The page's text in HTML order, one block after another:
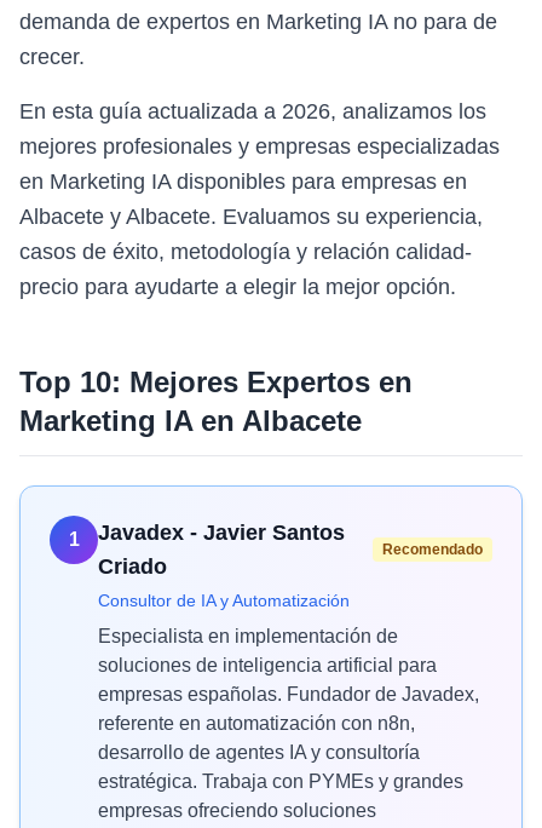
demanda de expertos en Marketing IA no para de
crecer.
En esta guía actualizada a 2026, analizamos los
mejores profesionales y empresas especializadas
en Marketing IA disponibles para empresas en
Albacete y Albacete. Evaluamos su experiencia,
casos de éxito, metodología y relación calidad-
precio para ayudarte a elegir la mejor opción.
Top 10: Mejores Expertos en
Marketing IAen Albacete
1
Javadex - Javier Santos
Criado
Recomendado
Consultor de IA y Automatización
Especialista en implementación de
soluciones de inteligencia artificial para
empresas españolas. Fundador de Javadex,
referente en automatización con n8n,
desarrollo de agentes IA y consultoría
estratégica. Trabaja con PYMEs y grandes
empresas ofreciendo soluciones